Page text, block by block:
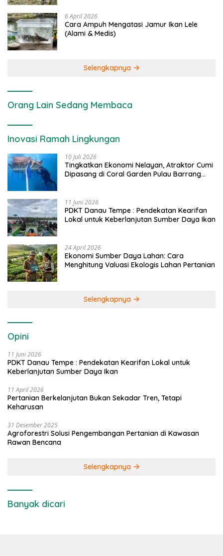
6 April 2026
Cara Ampuh Mengatasi Jamur Ikan Lele
(Alami & Medis)
Selengkapnya
Orang Lain Sedang Membaca
Inovasi Ramah Lingkungan
10 Juli 2026
Tingkatkan Ekonomi Nelayan, Atraktor Cumi
Dipasang di Coral Garden Pulau Barrang
11 Juni 2026
PDKT Danau Tempe : Pendekatan Kearifan
Lokal untuk Keberlanjutan Sumber Daya Ikan
24 April 2026
Ekonomi Sumber Daya Lahan: Cara
Menghitung Valuasi Ekologis Lahan Pertanian
Selengkapnya
Opini
11 Juni 2026
PDKT Danau Tempe : Pendekatan Kearifan Lokal untuk
Keberlanjutan Sumber Daya Ikan
11 April 2026
Pertanian Berkelanjutan Bukan Sekadar Tren, Tetapi
Keharusan
31 Desember 2025
Agroforestri Solusi Pengembangan Pertanian di Kawasan
Rawan Bencana
Selengkapnya
Banyak dicari